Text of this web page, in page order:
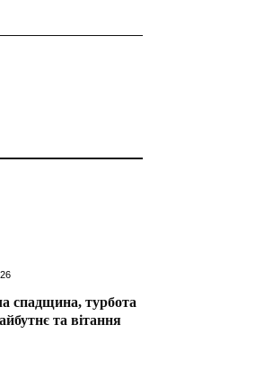
спадщина, турбота
та вітання